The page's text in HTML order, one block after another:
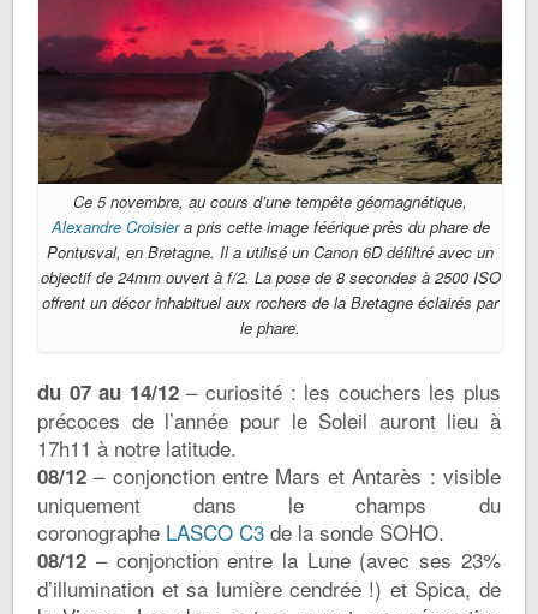
Ce 5 novembre, au cours d’une tempête géomagnétique,
Alexandre Croisiera pris cette image féérique près du phare de
Pontusval, en Bretagne. Il a utilisé un Canon 6D défiltré avec un
objectif de 24mm ouvert à f/2. La pose de 8 secondes à 2500 ISO
offrent un décor inhabituel aux rochers de la Bretagne éclairés par
le phare.
du 07 au 14/12– curiosité : les couchers les plus
précoces de l’année pour le Soleil auront lieu à
17h11 à notre latitude.
08/12 – conjonction entre Mars et Antarès : visible
uniquement dans le champs du
coronographe LASCO C3 de la sonde SOHO.
08/12 – conjonction entre la Lune (avec ses 23%
d’illumination et sa lumière cendrée !) et Spica, de